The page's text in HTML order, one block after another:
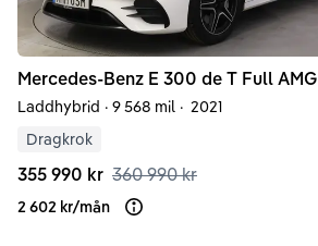
Mercedes-Benz E 300 de T Full AMG
Laddhybrid · 9 568 mil · 2021
Dragkrok
355 990 kr 360 990 kr
2 602 kr/mån Läs mer om finansiering